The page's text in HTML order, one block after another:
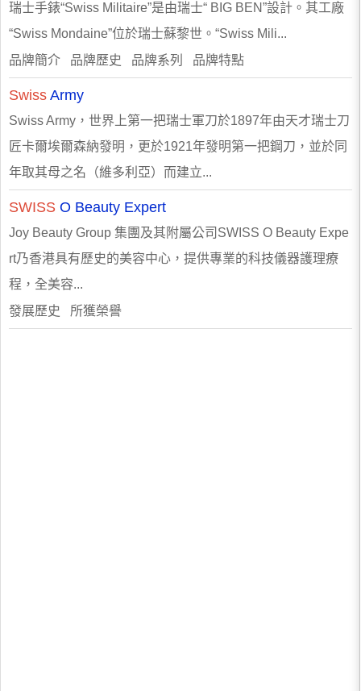
瑞士手錶“Swiss Militaire”是由瑞士“ BIG BEN”設計。其工廠
“Swiss Mondaine”位於瑞士蘇黎世。“Swiss Mili...
品牌簡介 品牌歷史 品牌系列 品牌特點
Swiss Army
Swiss Army，世界上第一把瑞士軍刀於1897年由天才瑞士刀
匠卡爾埃爾森納發明，更於1921年發明第一把鋼刀，並於同
年取其母之名（維多利亞）而建立...
SWISS O Beauty Expert
Joy Beauty Group 集團及其附屬公司SWISS O Beauty Expe
rt乃香港具有歷史的美容中心，提供專業的科技儀器護理療
程，全美容...
發展歷史 所獲榮譽